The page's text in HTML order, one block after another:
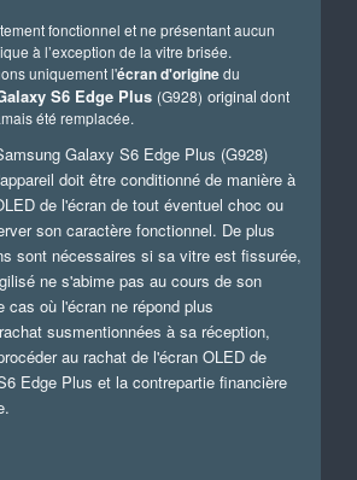
fonctionnel et ne présentant aucun
à l’exception de la vitre brisée.
uniquement l'écran d'originedu
S6 Edge Plus (G928) original dont
été remplacée.
Galaxy S6 Edge Plus (G928)
doit être conditionné de manière à
de l'écran de tout éventuel choc ou
son caractère fonctionnel. De plus
sont nécessaires si sa vitre est fissurée,
ne s'abime pas au cours de son
cas où l'écran ne répond plus
susmentionnées à sa réception,
au rachat de l'écran OLED de
Edge Plus et la contrepartie financière